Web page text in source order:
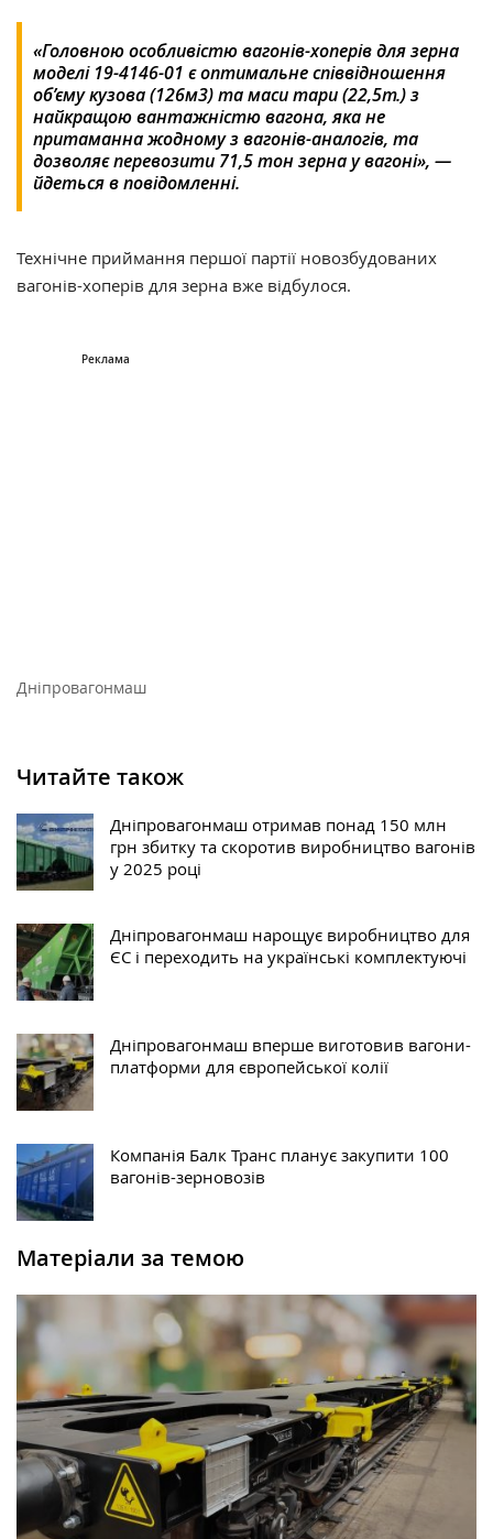
«Головною особливістю вагонів-хоперів для зерна
моделі 19-4146-01 є оптимальне співвідношення
об’єму кузова (126м3) та маси тари (22,5т.) з
найкращою вантажністю вагона, яка не
притаманна жодному з вагонів-аналогів, та
дозволяє перевозити 71,5 тон зерна у вагоні», —
йдеться в повідомленні.
Технічне приймання першої партії новозбудованих
вагонів-хоперів для зерна вже відбулося.
Дніпровагонмаш
Читайте також
Дніпровагонмаш отримав понад 150 млн
грн збитку та скоротив виробництво вагонів
у 2025 році
Дніпровагонмаш нарощує виробництво для
ЄС і переходить на українські комплектуючі
Дніпровагонмаш вперше виготовив вагони-
платформи для європейської колії
Компанія Балк Транс планує закупити 100
вагонів-зерновозів
Матеріали за темою